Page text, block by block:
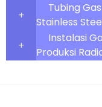
Tubing
Stainless
Instalasi
Produksi